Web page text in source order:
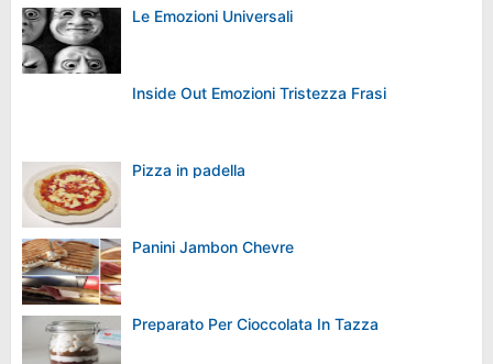
Le Emozioni Universali
Inside Out Emozioni Tristezza Frasi
Pizza in padella
Panini Jambon Chevre
Preparato Per Cioccolata In Tazza